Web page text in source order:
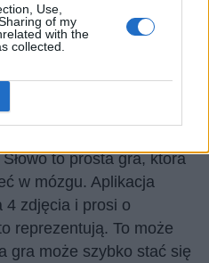
Use,
of my
with the
collected.
to dziś jedna z
to prosta gra, która
w mózgu. Aplikacja
4 zdjęcia i prosi o
reprezentują. To może
gra może szybko stać się